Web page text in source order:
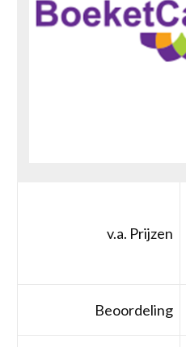
v.a. Prijzen
Beoordeling